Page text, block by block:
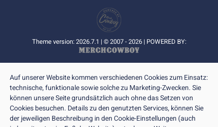
Theme version: 2026.7.1 | © 2007 - 2026 | POWERED BY:
Auf unserer Website kommen verschiedenen Cookies zum Einsatz:
technische, funktionale sowie solche zu Marketing-Zwecken. Sie
können unsere Seite grundsätzlich auch ohne das Setzen von
Cookies besuchen. Details zu den genutzten Services, können Sie
der jeweiligen Beschreibung in den Cookie-Einstellungen (auch